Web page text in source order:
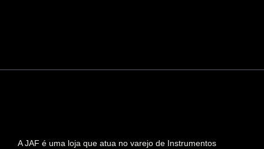
A JAF é uma loja que atua no varejo de Instrumentos